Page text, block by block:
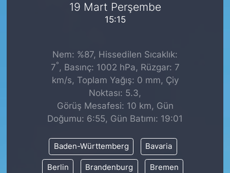
19 Mart Perşembe
15:15
Nem: %87, Hissedilen Sıcaklık:
7° , Basınç: 1002 hPa, Rüzgar: 7
km/s, Toplam Yağış: 0 mm, Çiy
Noktası: 5.3,
Görüş Mesafesi: 10 km, Gün
Doğumu: 6:55, Gün Batımı: 19:01
Baden-Württemberg Bavaria
Berlin Brandenburg Bremen